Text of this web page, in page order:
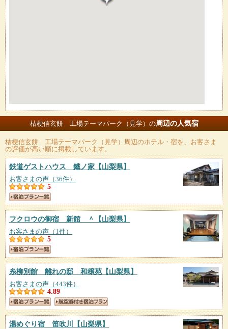
桔梗信玄餅 工場テーマパーク（見学）の周辺の人気宿
桔梗信玄餅 工場テーマパーク（見学） 周辺のホテル・宿を、お客さま
の評価が高い順に掲載しています。
鉄道ゲストハウス 鐡ノ家 【山梨県】
お客さまの声（36件）
5
フクロウの御宿 新館 ＾ 【山梨県】
お客さまの声（1件）
5
糸柳別館 離れの邸 和穣苑 【山梨県】
お客さまの声（443件）
4.89
湯めぐり宿 笛吹川 【山梨県】